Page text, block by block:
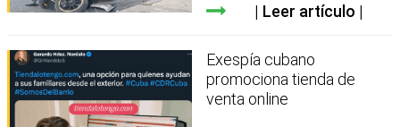
Leer artículo
Exespía cubano
promociona tienda de
venta online